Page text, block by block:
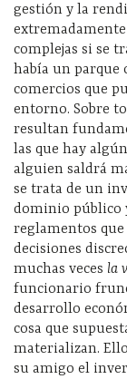
gestión y la
complejas si se
había un parque
comercios que
entorno. Sobre
resultan
las que hay
alguien saldrá
se trata de un
dominio público
reglamentos
decisiones
muchas veces la
funcionario
desarrollo
cosa que
materializan.
su amigo el